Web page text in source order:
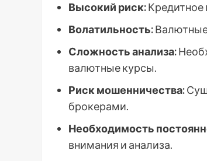
Высокий риск:Кредитное
Волатильность:
Сложность анализа:
валютные курсы.
Риск мошенничества:
брокерами.
Необходимость
внимания и анализа.